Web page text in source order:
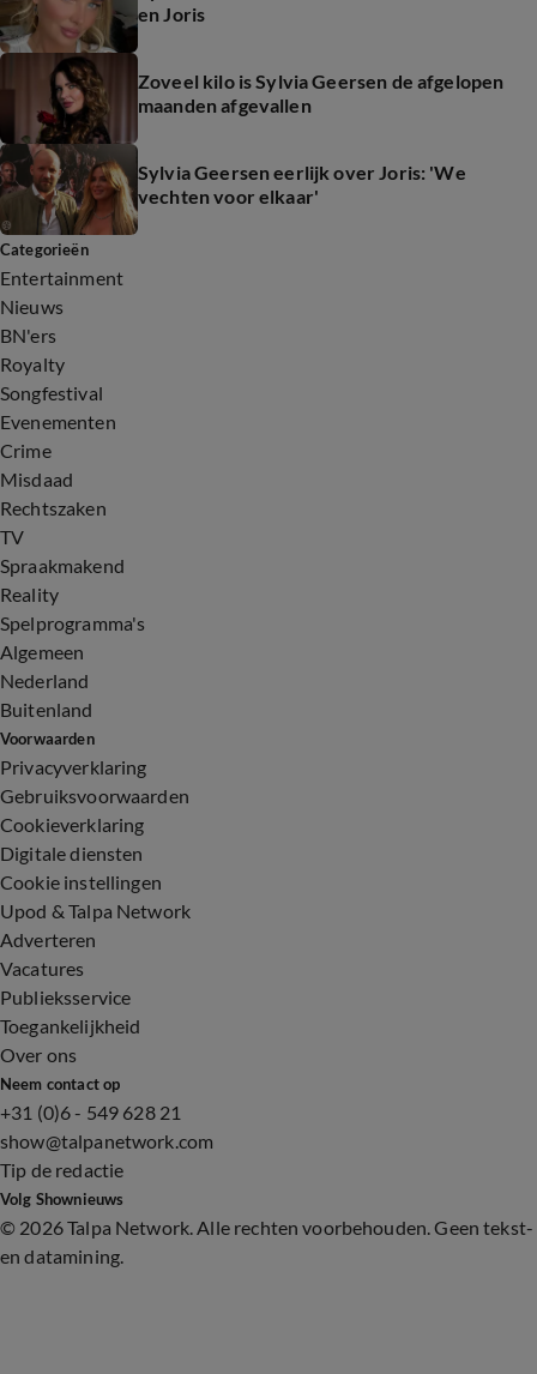
en Joris
Zoveel kilo is Sylvia Geersen de afgelopen
maanden afgevallen
Sylvia Geersen eerlijk over Joris: 'We
vechten voor elkaar'
Categorieën
Entertainment
Nieuws
BN'ers
Royalty
Songfestival
Evenementen
Crime
Misdaad
Rechtszaken
TV
Spraakmakend
Reality
Spelprogramma's
Algemeen
Nederland
Buitenland
Voorwaarden
Privacyverklaring
Gebruiksvoorwaarden
Cookieverklaring
Digitale diensten
Cookie instellingen
Upod & Talpa Network
Adverteren
Vacatures
Publieksservice
Toegankelijkheid
Over ons
Neem contact op
+31 (0)6 - 549 628 21
show@talpanetwork.com
Tip de redactie
Volg Shownieuws
© 2026 Talpa Network. Alle rechten voorbehouden. Geen tekst-
en datamining.